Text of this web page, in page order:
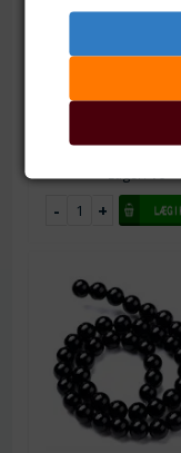
1 streng = ca.
Fra 1
Fra 5
Lager:10